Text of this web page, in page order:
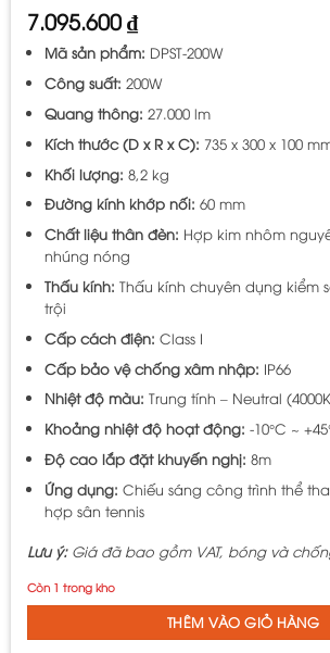
7.095.600₫
Mã sản phẩm: DPST-200W
Công suất: 200W
Quang thông: 27.000 lm
Kích thước (D x R x C): 735 x 300 x 100
Khối lượng: 8,2 kg
Đường kính khớp nối: 60 mm
Chất liệu thân đèn: Hợp kim nhôm
nhúng nóng
Thấu kính: Thấu kính chuyên dụng kiểm
trội
Cấp cách điện: Class I
Cấp bảo vệ chống xâm nhập: IP66
Nhiệt độ màu: Trung tính – Neutral
Khoảng nhiệt độ hoạt động: -10°C ~
Độ cao lắp đặt khuyến nghị: 8m
Ứng dụng: Chiếu sáng công trình thể
hợp sân tennis
Lưu ý:Giá đã bao gồm VAT, bóng và
Còn 1 trong kho
THÊM VÀO GIỎ HÀNG